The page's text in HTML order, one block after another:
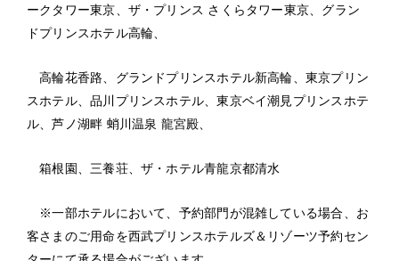
ークタワー東京、ザ・プリンス さくらタワー東京、グラン
ドプリンスホテル高輪、
高輪花香路、グランドプリンスホテル新高輪、東京プリン
スホテル、品川プリンスホテル、東京ベイ潮見プリンスホテ
ル、芦ノ湖畔 蛸川温泉 龍宮殿、
箱根園、三養荘、ザ・ホテル青龍京都清水
※一部ホテルにおいて、予約部門が混雑している場合、お
客さまのご用命を西武プリンスホテルズ＆リゾーツ予約セン